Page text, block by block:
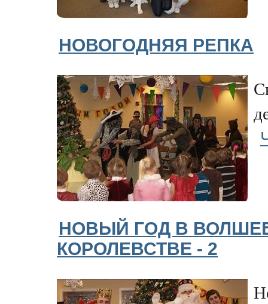
НОВОГОДНЯЯ РЕПКА
НОВЫЙ ГОД В
КОРОЛЕВСТВЕ - 2